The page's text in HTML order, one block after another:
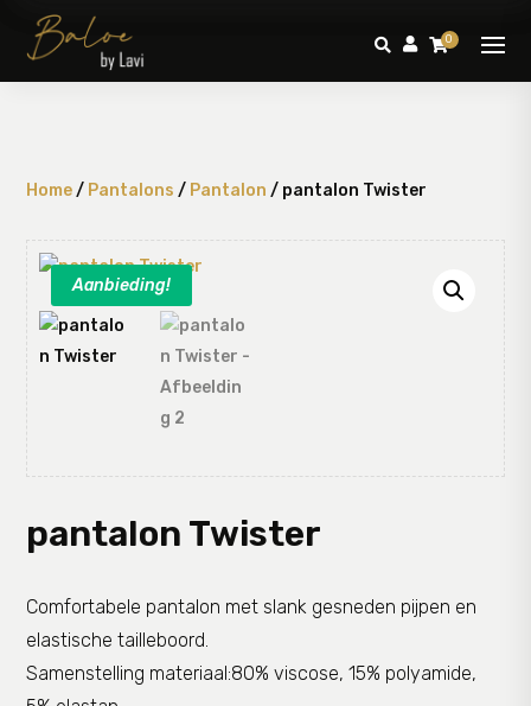
  0
Home/ Pantalons / Pantalon / pantalon Twister
Aanbieding!
pantalon Twister
Comfortabele pantalon met slank gesneden pijpen en
elastische tailleboord.
Samenstelling materiaal:80% viscose, 15% polyamide,